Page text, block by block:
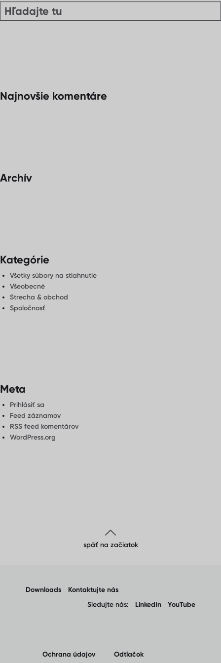
Najnovšie komentáre
Archív
Kategórie
Všetky súbory na stiahnutie
Všeobecné
Strecha & obchod
Spoločnosť
Meta
Prihlásiť sa
Feed záznamov
RSS feed komentárov
WordPress.org
späť na začiatok
Downloads
Kontaktujte nás
Sledujte nás:
LinkedIn YouTube
Ochrana údajov Odtlačok